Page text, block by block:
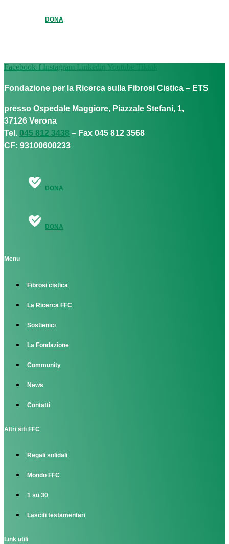
DONA
Facebook-f Instagram Linkedin Youtube Tiktok
Fondazione per la Ricerca sulla Fibrosi Cistica – ETS
presso Ospedale Maggiore, Piazzale Stefani, 1,
37126 Verona
Tel. 045 812 3438 – Fax 045 812 3568
CF: 93100600233
DONA
DONA
Menu
Fibrosi cistica
La Ricerca FFC
Sostienici
La Fondazione
Community
News
Contatti
Altri siti FFC
Regali solidali
Mondo FFC
1 su 30
Lasciti testamentari
Link utili